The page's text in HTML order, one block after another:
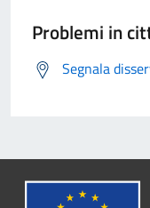
Problemi in
Segnala